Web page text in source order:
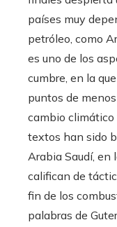
países muy
petróleo, como
es uno de los
cumbre, en la
puntos de
cambio climático
textos han sido
Arabia Saudí, en
califican de
fin de los
palabras de